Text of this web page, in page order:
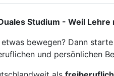
Duales Studium - Weil
bewegen? Dann
und persönlichen